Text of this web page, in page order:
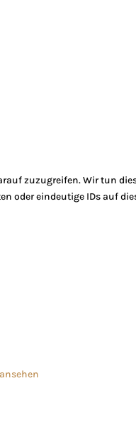
zuzugreifen. Wir tun
oder eindeutige IDs auf